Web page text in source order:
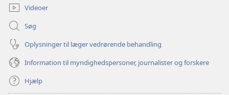
Videoer
Søg
Oplysninger til læger vedrørende behandling
Information til myndighedspersoner, journalister og forskere
Hjælp